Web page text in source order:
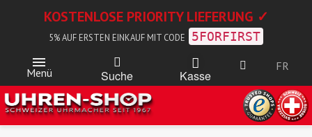
KOSTENLOSE PRIORITY LIEFERUNG ✓
5% AUF ERSTEN EINKAUF MIT CODE 5FORFIRST
Menü Suche Kasse
FR